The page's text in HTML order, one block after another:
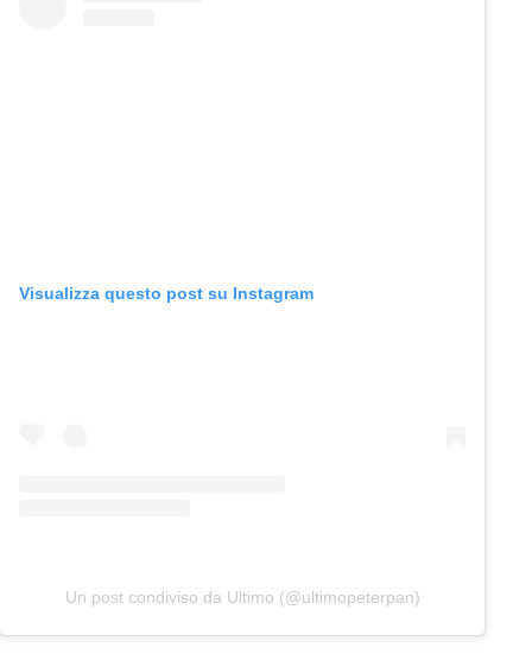
Visualizza questo post su Instagram
Un post condiviso da Ultimo (@ultimopeterpan)